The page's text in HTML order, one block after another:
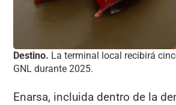
Destino. La terminal local recibirá
GNL durante 2025.
Enarsa, incluida dentro de la